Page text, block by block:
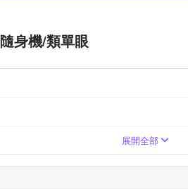
隨身機/類單眼
展開全部